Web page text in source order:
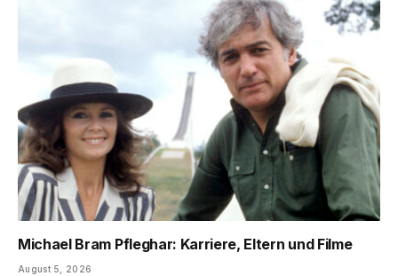
Michael Bram Pfleghar: Karriere, Eltern und Filme
August 5, 2026